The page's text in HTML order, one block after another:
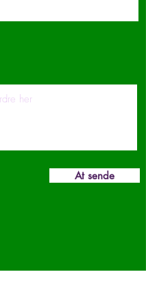
At sende